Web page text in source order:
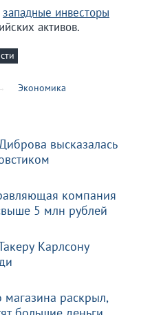
западные инвесторы
активов.
Экономика
высказалась
компания
5 млн рублей
Карлсону
магазина раскрыл,